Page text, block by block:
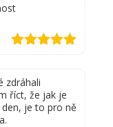
zdráhali
říct, že jak je
je to pro ně